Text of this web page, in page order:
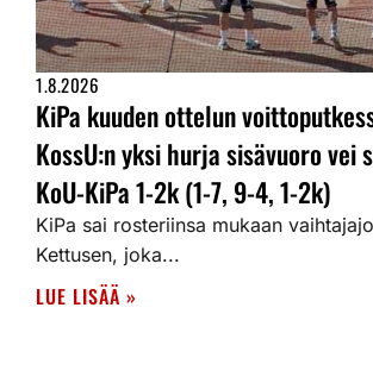
1.8.2026
KiPa kuuden ottelun
KossU:n yksi hurja sisävuoro vei
KoU-KiPa 1-2k (1-7, 9-4, 1-2k)
KiPa sai rosteriinsa mukaan
Kettusen, joka...
LUE LISÄÄ »